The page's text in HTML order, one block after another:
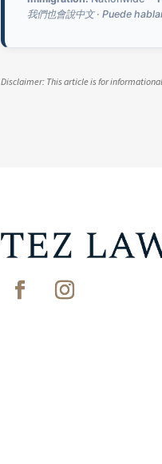
我們也會說中文 · Puede
Disclaimer: This article is for